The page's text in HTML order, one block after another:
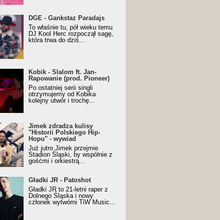
z nagrodą za
Trueschoolowy
Roku (Popkillery 2023)
DGE - Gankstaz Paradajs
To właśnie tu, pół wieku temu
DJ Kool Herc rozpoczął sagę,
która trwa do dziś...
- Slalom ft. Jan-
(prod. Pioneer)
Music Visualiser]
Kobik - Slalom ft. Jan-
Rapowanie (prod. Pioneer)
Po ostatniej serii singli
otrzymujemy od Kobika
kolejny utwór i trochę...
zdradza kulisy "Historii
Hip-Hopu" - wywiad
Jimek zdradza kulisy
"Historii Polskiego Hip-
Hopu" - wywiad
Już jutro Jimek przejmie
Stadion Śląski, by wspólnie z
gośćmi i orkiestrą...
JR - Patoshot
Gładki JR - Patoshot
Gładki JR to 21-letni raper z
Dolnego Śląska i nowy
członek wytwórni TiW Music...